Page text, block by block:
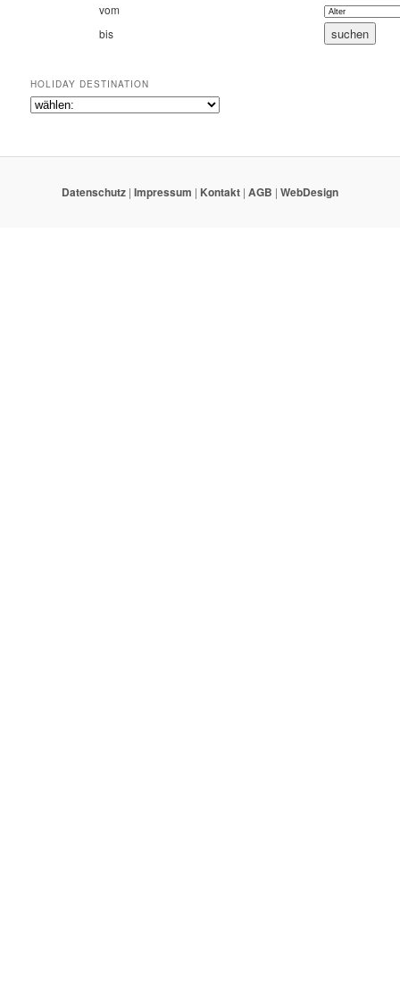
vom
bis
HOLIDAY DESTINATION
Datenschutz | Impressum | Kontakt | AGB | WebDesign